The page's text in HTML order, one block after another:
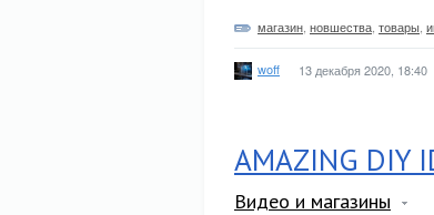
магазин новшества товары
woff 13 декабря 2020, 18:40
AMAZING DIY
Видео и магазины